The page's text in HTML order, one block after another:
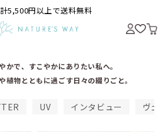
5,500円以上で送料無料
かで、すこやかにありたい私へ。
植物とともに過ごす日々の綴りごと。
UV インタビュー ヴェ